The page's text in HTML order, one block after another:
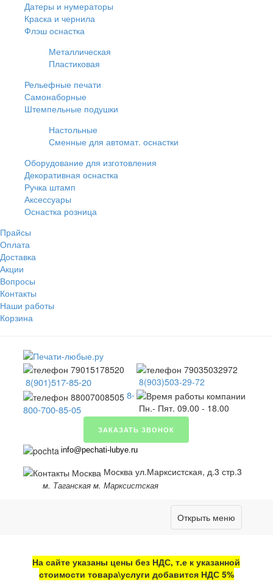
Датеры и нумераторы
Краска и чернила
Флэш оснастка
Металлическая
Пластиковая
Рельефные печати
Самонаборные
Штемпельные подушки
Настольные
Сменные для автомат. оснастки
Оборудование для изготовления
Декоративная оснастка
Ручка штамп
Аксессуары
Оснастка розница
Прайсы
Оплата
Доставка
Акции
Вопросы
Контакты
Наши работы
Корзина
8(901)517-85-20
8-
800-700-85-05
8(903)503-29-72
Пн.- Пят. 09.00 - 18.00
ЗАКАЗАТЬ ЗВОНОК
info@pechati-lubye.ru
Москва ул.Марксистская, д.3 стр.3
м. Таганская м. Марксистская
Открыть меню
На сайте указаны цены без НДС, т.е к указанной
стоимости товара\услуги добавится НДС 5%